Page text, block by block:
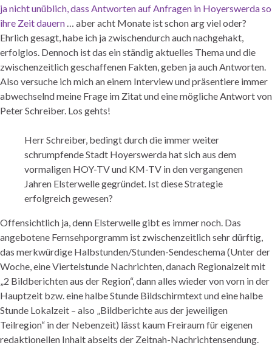
ja nicht unüblich, dass Antworten auf Anfragen in Hoyerswerda so
ihre Zeit dauern … aber acht Monate ist schon arg viel oder?
Ehrlich gesagt, habe ich ja zwischendurch auch nachgehakt,
erfolglos. Dennoch ist das ein ständig aktuelles Thema und die
zwischenzeitlich geschaffenen Fakten, geben ja auch Antworten.
Also versuche ich mich an einem Interview und präsentiere immer
abwechselnd meine Frage im Zitat und eine mögliche Antwort von
Peter Schreiber. Los gehts!
Herr Schreiber, bedingt durch die immer weiter
schrumpfende Stadt Hoyerswerda hat sich aus dem
vormaligen HOY-TV und KM-TV in den vergangenen
Jahren Elsterwelle gegründet. Ist diese Strategie
erfolgreich gewesen?
Offensichtlich ja, denn Elsterwelle gibt es immer noch. Das
angebotene Fernsehporgramm ist zwischenzeitlich sehr dürftig,
das merkwürdige Halbstunden/Stunden-Sendeschema (Unter der
Woche, eine Viertelstunde Nachrichten, danach Regionalzeit mit
„2 Bildberichten aus der Region“, dann alles wieder von vorn in der
Hauptzeit bzw. eine halbe Stunde Bildschirmtext und eine halbe
Stunde Lokalzeit – also „Bildberichte aus der jeweiligen
Teilregion“ in der Nebenzeit) lässt kaum Freiraum für eigenen
redaktionellen Inhalt abseits der Zeitnah-Nachrichtensendung.